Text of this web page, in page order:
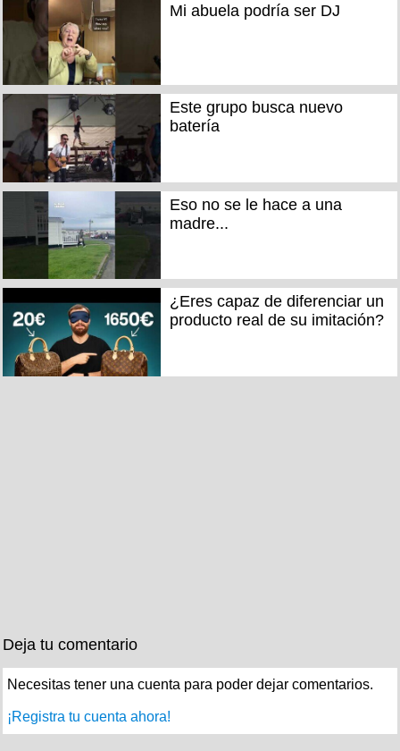
Mi abuela podría ser DJ
Este grupo busca nuevo
batería
Eso no se le hace a una
madre...
¿Eres capaz de diferenciar un
producto real de su imitación?
Deja tu comentario
Necesitas tener una cuenta para poder dejar comentarios.
¡Registra tu cuenta ahora!